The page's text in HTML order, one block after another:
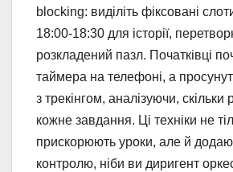
blocking: виділіть фіксовані
18:00-18:30 для історії,
розкладений пазл. Початківці
таймера на телефоні, а
з трекінгом, аналізуючи,
кожне завдання. Ці техніки не
прискорюють уроки, але й
контролю, ніби ви диригент